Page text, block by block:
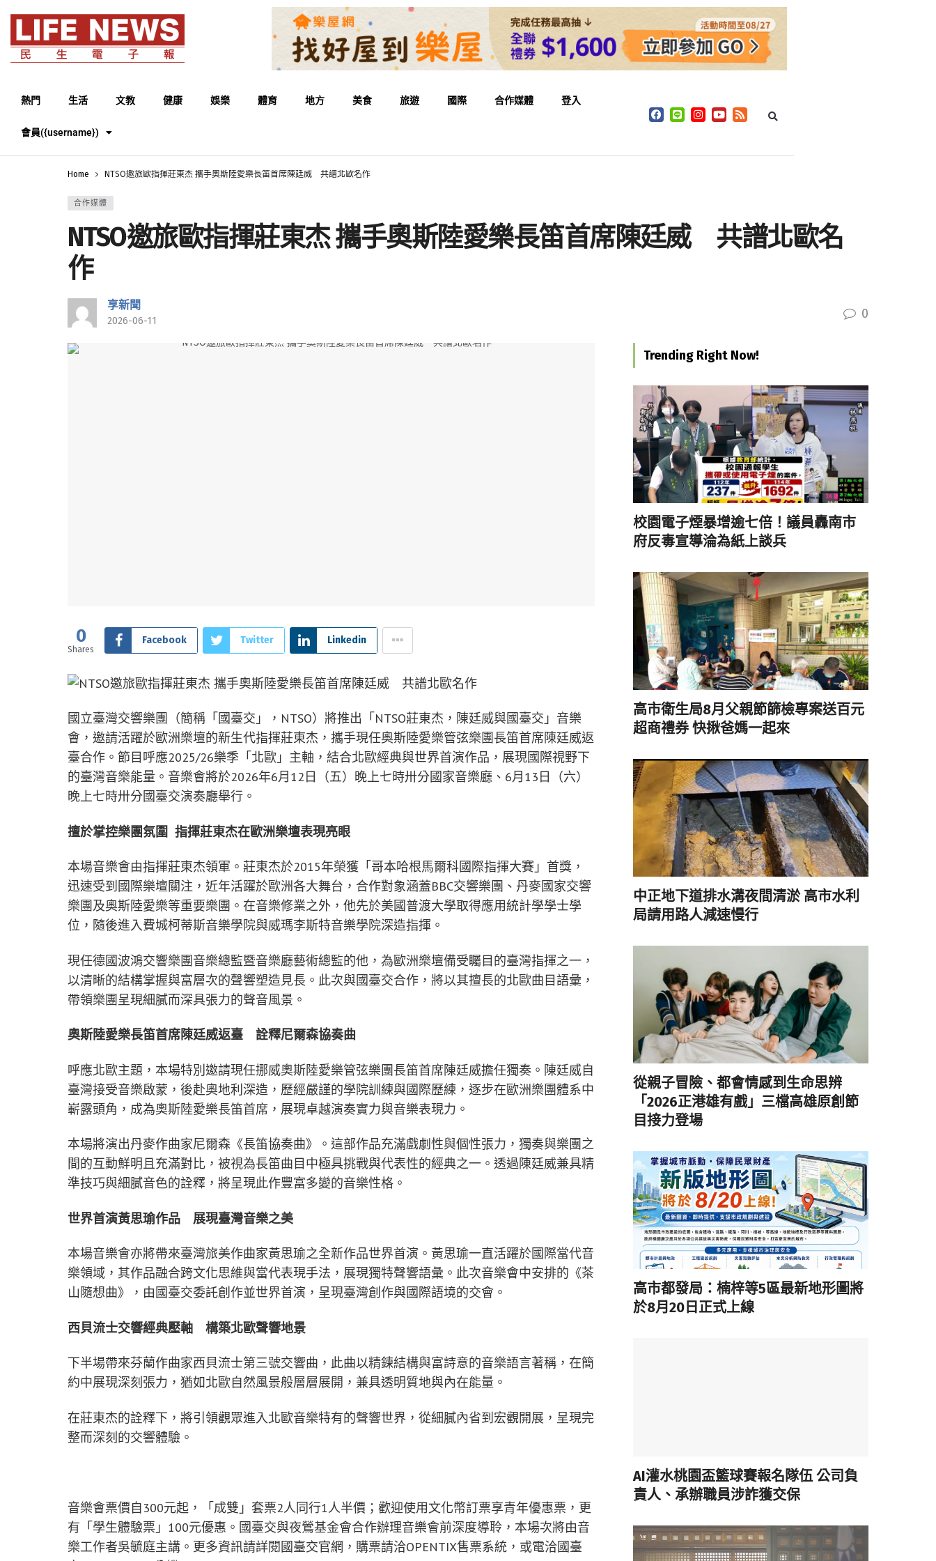
熱門 生活 文教 健康 娛樂 體育 地方 美食 旅遊 國際 合作媒體 登入
會員({username})
Home NTSO邀旅歐指揮莊東杰 攜手奧斯陸愛樂長笛首席陳廷威 共譜北歐名作
合作媒體
NTSO邀旅歐指揮莊東杰 攜手奧斯陸愛樂長笛首席陳廷威 共譜北歐名
作
享新聞
2026-06-11 0
0
Shares
Facebook Twitter Linkedin
國立臺灣交響樂團（簡稱「國臺交」，NTSO）將推出「NTSO莊東杰，陳廷威與國臺交」音樂
會，邀請活躍於歐洲樂壇的新生代指揮莊東杰，攜手現任奧斯陸愛樂管弦樂團長笛首席陳廷威返
臺合作。節目呼應2025/26樂季「北歐」主軸，結合北歐經典與世界首演作品，展現國際視野下
的臺灣音樂能量。音樂會將於2026年6月12日（五）晚上七時卅分國家音樂廳、6月13日（六）
晚上七時卅分國臺交演奏廳舉行。
擅於掌控樂團氛圍 指揮莊東杰在歐洲樂壇表現亮眼
本場音樂會由指揮莊東杰領軍。莊東杰於2015年榮獲「哥本哈根馬爾科國際指揮大賽」首獎，
迅速受到國際樂壇關注，近年活躍於歐洲各大舞台，合作對象涵蓋BBC交響樂團、丹麥國家交響
樂團及奧斯陸愛樂等重要樂團。在音樂修業之外，他先於美國普渡大學取得應用統計學學士學
位，隨後進入費城柯蒂斯音樂學院與威瑪李斯特音樂學院深造指揮。
現任德國波鴻交響樂團音樂總監暨音樂廳藝術總監的他，為歐洲樂壇備受矚目的臺灣指揮之一，
以清晰的結構掌握與富層次的聲響塑造見長。此次與國臺交合作，將以其擅長的北歐曲目語彙，
帶領樂團呈現細膩而深具張力的聲音風景。
奧斯陸愛樂長笛首席陳廷威返臺 詮釋尼爾森協奏曲
呼應北歐主題，本場特別邀請現任挪威奧斯陸愛樂管弦樂團長笛首席陳廷威擔任獨奏。陳廷威自
臺灣接受音樂啟蒙，後赴奧地利深造，歷經嚴謹的學院訓練與國際歷練，逐步在歐洲樂團體系中
嶄露頭角，成為奧斯陸愛樂長笛首席，展現卓越演奏實力與音樂表現力。
本場將演出丹麥作曲家尼爾森《長笛協奏曲》。這部作品充滿戲劇性與個性張力，獨奏與樂團之
間的互動鮮明且充滿對比，被視為長笛曲目中極具挑戰與代表性的經典之一。透過陳廷威兼具精
準技巧與細膩音色的詮釋，將呈現此作豐富多變的音樂性格。
世界首演黃思瑜作品 展現臺灣音樂之美
本場音樂會亦將帶來臺灣旅美作曲家黃思瑜之全新作品世界首演。黃思瑜一直活躍於國際當代音
樂領域，其作品融合跨文化思維與當代表現手法，展現獨特聲響語彙。此次音樂會中安排的《茶
山隨想曲》，由國臺交委託創作並世界首演，呈現臺灣創作與國際語境的交會。
西貝流士交響經典壓軸 構築北歐聲響地景
下半場帶來芬蘭作曲家西貝流士第三號交響曲，此曲以精鍊結構與富詩意的音樂語言著稱，在簡
約中展現深刻張力，猶如北歐自然風景般層層展開，兼具透明質地與內在能量。
在莊東杰的詮釋下，將引領觀眾進入北歐音樂特有的聲響世界，從細膩內省到宏觀開展，呈現完
整而深刻的交響體驗。
音樂會票價自300元起，「成雙」套票2人同行1人半價；歡迎使用文化幣訂票享青年優惠票，更
有「學生體驗票」100元優惠。國臺交與夜鶯基金會合作辦理音樂會前深度導聆，本場次將由音
樂工作者吳毓庭主講。更多資訊請詳閱國臺交官網，購票請洽OPENTIX售票系統，或電洽國臺
Trending Right Now!
校園電子煙暴增逾七倍！議員轟南市
府反毒宣導淪為紙上談兵
高市衛生局8月父親節篩檢專案送百元
超商禮券 快揪爸媽一起來
中正地下道排水溝夜間清淤 高市水利
局請用路人減速慢行
從親子冒險、都會情感到生命思辨
「2026正港雄有戲」三檔高雄原創節
目接力登場
高市都發局：楠梓等5區最新地形圖將
於8月20日正式上線
AI灌水桃園盃籃球賽報名隊伍 公司負
責人、承辦職員涉詐獲交保